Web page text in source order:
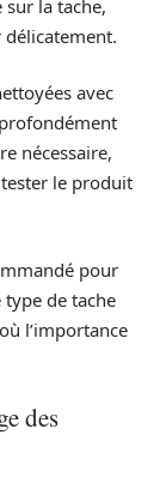
la tache,
avec
nécessaire,
le produit
pour
type de tache
l’importance
des